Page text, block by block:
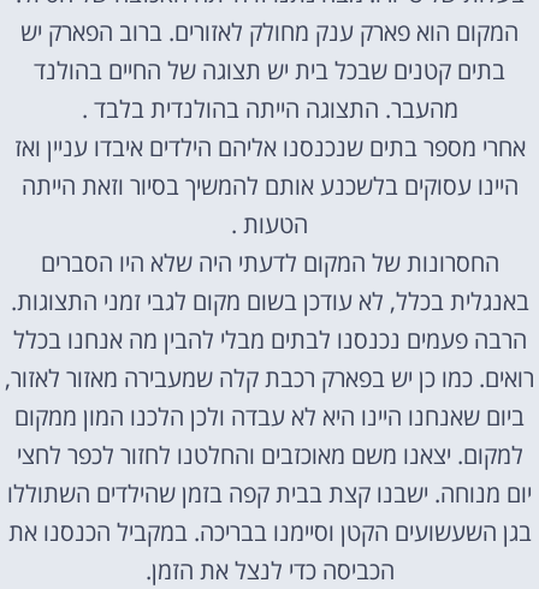
המקום הוא פארק ענק מחולק לאזורים. ברוב הפארק יש
בתים קטנים שבכל בית יש תצוגה של החיים בהולנד
מהעבר. התצוגה הייתה בהולנדית בלבד .
אחרי מספר בתים שנכנסנו אליהם הילדים איבדו עניין ואז
היינו עסוקים בלשכנע אותם להמשיך בסיור וזאת הייתה
הטעות .
החסרונות של המקום לדעתי היה שלא היו הסברים
באנגלית בכלל, לא עודכן בשום מקום לגבי זמני התצוגות.
הרבה פעמים נכנסנו לבתים מבלי להבין מה אנחנו בכלל
רואים. כמו כן יש בפארק רכבת קלה שמעבירה מאזור לאזור,
ביום שאנחנו היינו היא לא עבדה ולכן הלכנו המון ממקום
למקום. יצאנו משם מאוכזבים והחלטנו לחזור לכפר לחצי
יום מנוחה. ישבנו קצת בבית קפה בזמן שהילדים השתוללו
בגן השעשועים הקטן וסיימנו בבריכה. במקביל הכנסנו את
הכביסה כדי לנצל את הזמן.